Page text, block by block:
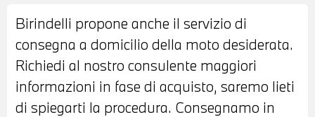
Birindelli propone anche il servizio di
consegna a domicilio della moto desiderata.
Richiedi al nostro consulente maggiori
informazioni in fase di acquisto, saremo lieti
di spiegarti la procedura. Consegnamo in